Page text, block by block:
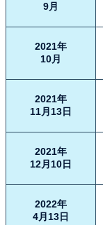
9月
2021年
10月
2021年
11月13日
2021年
12月10日
2022年
4月13日